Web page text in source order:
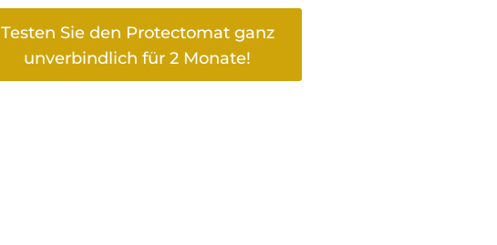
Testen Sie den Protectomat ganz
unverbindlich für 2 Monate!